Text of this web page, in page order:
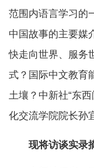
范围内语言学习的
中国故事的主要媒
快走向世界、服务
式？国际中文教育
土壤？中新社“东
化交流学院院长孙
现将访谈实录